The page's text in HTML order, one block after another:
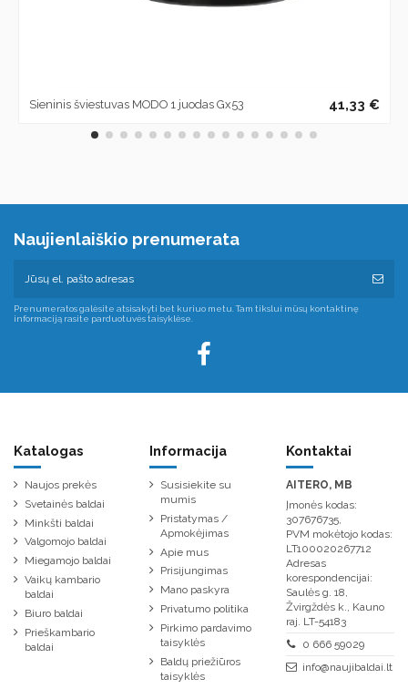
Sieninis šviestuvas MODO 1 juodas Gx53 41,33 €
Naujienlaiškio prenumerata
Prenumeratos galėsite atsisakyti bet kuriuo metu. Tam tikslui mūsų kontaktinę
informaciją rasite parduotuvės taisyklėse.
Katalogas
Naujos prekės
Svetainės baldai
Minkšti baldai
Valgomojo baldai
Miegamojo baldai
Vaikų kambario
baldai
Biuro baldai
Prieškambario
baldai
Informacija
Susisiekite su
mumis
Pristatymas /
Apmokėjimas
Apie mus
Prisijungimas
Mano paskyra
Privatumo politika
Pirkimo pardavimo
taisyklės
Baldų priežiūros
taisyklės
Kontaktai
AITERO, MB
Įmonės kodas:
307676735,
PVM mokėtojo kodas:
LT100020267712
Adresas
korespondencijai:
Saulės g. 18,
Žvirgždės k., Kauno
raj. LT-54183
0 666 59029
info@naujibaldai.lt